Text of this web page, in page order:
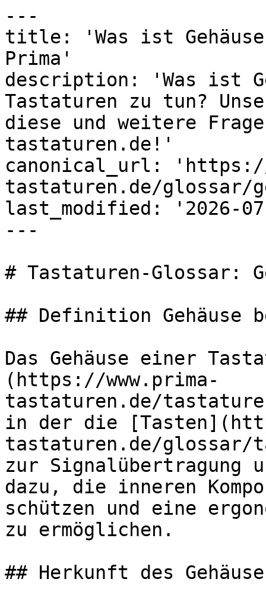
---
title: 'Was ist
Prima'
description: 'Was ist
Tastaturen zu tun?
diese und weitere
tastaturen.de!'
canonical_url: 'https://
tastaturen.de/glossar/
last_modified: '2026-
---
# Tastaturen-Glossar:
## Definition Gehäuse
Das Gehäuse einer
(https://www.prima-
tastaturen.de/
in der die
tastaturen.de/glossar/
zur Signalübertragung
dazu, die inneren
schützen und eine
zu ermöglichen.
## Herkunft des